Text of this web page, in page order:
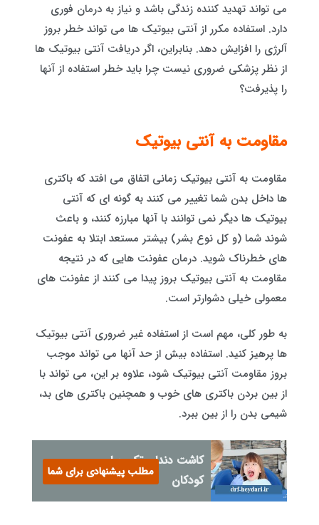
می تواند تهدید کننده زندگی باشد و نیاز به درمان فوری
دارد. استفاده مکرر از آنتی بیوتیک ها می تواند خطر بروز
آلرژی را افزایش دهد. بنابراین، اگر دریافت آنتی بیوتیک ها
از نظر پزشکی ضروری نیست چرا باید خطر استفاده از آنها
را پذیرفت؟
مقاومت به آنتی بیوتیک
مقاومت به آنتی بیوتیک زمانی اتفاق می افتد که باکتری
ها داخل بدن شما تغییر می کنند به گونه ای که آنتی
بیوتیک ها دیگر نمی توانند با آنها مبارزه کنند، و باعث
شوند شما (و کل نوع بشر) بیشتر مستعد ابتلا به عفونت
های خطرناک شوید. درمان عفونت هایی که در نتیجه
مقاومت به آنتی بیوتیک بروز پیدا می کنند از عفونت های
معمولی خیلی دشوارتر است.
به طور کلی، مهم است از استفاده غیر ضروری آنتی بیوتیک
ها پرهیز کنید. استفاده بیش از حد آنها می تواند موجب
بروز مقاومت آنتی بیوتیک شود، علاوه بر این، می تواند با
از بین بردن باکتری های خوب و همچنین باکتری های بد،
شیمی بدن را از بین ببرد.
کاشت دندان تکی برای
کودکان
مطلب پیشنهادی برای شما